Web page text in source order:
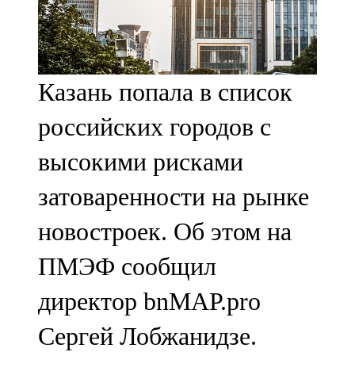
71,42 FM
Сарман
107,8 FM
Теләче
106,1 FM
Түбән Кама
102,6 FM
Чирмешән
107,7 FM
Чистай
Казань попала в список
российских городов с
высокими рисками
затоваренности на рынке
новостроек. Об этом на
ПМЭФ сообщил
директор bnMAP.pro
Сергей Лобжанидзе.